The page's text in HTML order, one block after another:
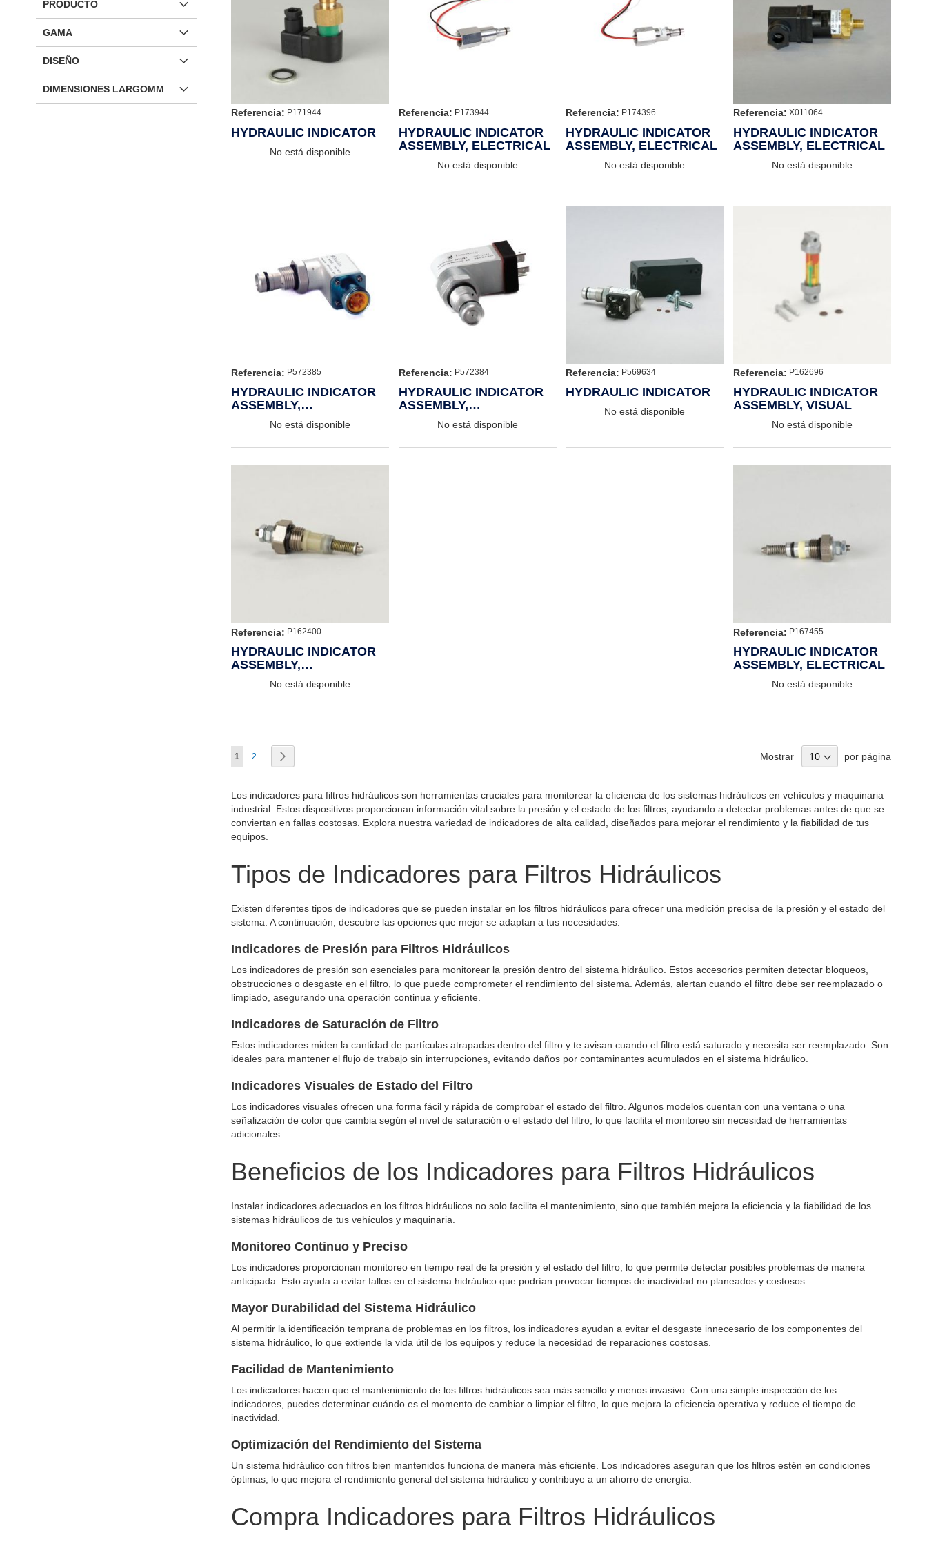
Referencia: P171944
HYDRAULIC INDICATOR
No está disponible
Referencia: P173944
HYDRAULIC INDICATOR
ASSEMBLY, ELECTRICAL
No está disponible
Referencia: P174396
HYDRAULIC INDICATOR
ASSEMBLY, ELECTRICAL
No está disponible
Referencia: X011064
HYDRAULIC INDICATOR
ASSEMBLY, ELECTRICAL
No está disponible
Referencia: P572385
HYDRAULIC INDICATOR
ASSEMBLY,
VISUAL/ELECTRICAL
No está disponible
Referencia: P572384
HYDRAULIC INDICATOR
ASSEMBLY,
VISUAL/ELECTRICAL
No está disponible
Referencia: P569634
HYDRAULIC INDICATOR
No está disponible
Referencia: P162696
HYDRAULIC INDICATOR
ASSEMBLY, VISUAL
No está disponible
Referencia: P162400
HYDRAULIC INDICATOR
ASSEMBLY,
VISUAL/ELECTRICAL
No está disponible
Referencia: P167455
HYDRAULIC INDICATOR
ASSEMBLY, ELECTRICAL
No está disponible
Página
Actualmente estás leyendo página
1 Página
2 Mostrar por página
Los indicadores para filtros hidráulicos son herramientas cruciales para monitorear la eficiencia de los sistemas hidráulicos en vehículos y maquinaria
industrial. Estos dispositivos proporcionan información vital sobre la presión y el estado de los filtros, ayudando a detectar problemas antes de que se
conviertan en fallas costosas. Explora nuestra variedad de indicadores de alta calidad, diseñados para mejorar el rendimiento y la fiabilidad de tus
equipos.
Tipos de Indicadores para Filtros Hidráulicos
Existen diferentes tipos de indicadores que se pueden instalar en los filtros hidráulicos para ofrecer una medición precisa de la presión y el estado del
sistema. A continuación, descubre las opciones que mejor se adaptan a tus necesidades.
Indicadores de Presión para Filtros Hidráulicos
Los indicadores de presión son esenciales para monitorear la presión dentro del sistema hidráulico. Estos accesorios permiten detectar bloqueos,
obstrucciones o desgaste en el filtro, lo que puede comprometer el rendimiento del sistema. Además, alertan cuando el filtro debe ser reemplazado o
limpiado, asegurando una operación continua y eficiente.
Indicadores de Saturación de Filtro
Estos indicadores miden la cantidad de partículas atrapadas dentro del filtro y te avisan cuando el filtro está saturado y necesita ser reemplazado. Son
ideales para mantener el flujo de trabajo sin interrupciones, evitando daños por contaminantes acumulados en el sistema hidráulico.
Indicadores Visuales de Estado del Filtro
Los indicadores visuales ofrecen una forma fácil y rápida de comprobar el estado del filtro. Algunos modelos cuentan con una ventana o una
señalización de color que cambia según el nivel de saturación o el estado del filtro, lo que facilita el monitoreo sin necesidad de herramientas
adicionales.
Beneficios de los Indicadores para Filtros Hidráulicos
Instalar indicadores adecuados en los filtros hidráulicos no solo facilita el mantenimiento, sino que también mejora la eficiencia y la fiabilidad de los
sistemas hidráulicos de tus vehículos y maquinaria.
Monitoreo Continuo y Preciso
Los indicadores proporcionan monitoreo en tiempo real de la presión y el estado del filtro, lo que permite detectar posibles problemas de manera
anticipada. Esto ayuda a evitar fallos en el sistema hidráulico que podrían provocar tiempos de inactividad no planeados y costosos.
Mayor Durabilidad del Sistema Hidráulico
Al permitir la identificación temprana de problemas en los filtros, los indicadores ayudan a evitar el desgaste innecesario de los componentes del
sistema hidráulico, lo que extiende la vida útil de los equipos y reduce la necesidad de reparaciones costosas.
Facilidad de Mantenimiento
Los indicadores hacen que el mantenimiento de los filtros hidráulicos sea más sencillo y menos invasivo. Con una simple inspección de los
indicadores, puedes determinar cuándo es el momento de cambiar o limpiar el filtro, lo que mejora la eficiencia operativa y reduce el tiempo de
inactividad.
Optimización del Rendimiento del Sistema
Un sistema hidráulico con filtros bien mantenidos funciona de manera más eficiente. Los indicadores aseguran que los filtros estén en condiciones
óptimas, lo que mejora el rendimiento general del sistema hidráulico y contribuye a un ahorro de energía.
Compra Indicadores para Filtros Hidráulicos
PRODUCTO
GAMA
DISEÑO
DIMENSIONES LARGOMM